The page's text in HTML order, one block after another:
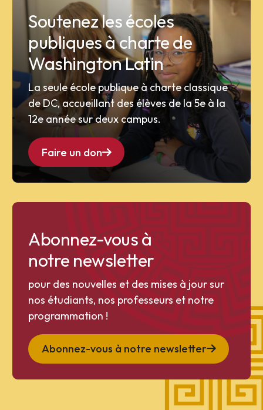
Soutenez les écoles
publiques à charte de
Washington Latin
La seule école publique à charte classique
de DC, accueillant des élèves de la 5e à la
12e année sur deux campus.
Faire un don
Abonnez-vous à
notre newsletter
pour des nouvelles et des mises à jour sur
nos étudiants, nos professeurs et notre
programmation !
Abonnez-vous à notre newsletter